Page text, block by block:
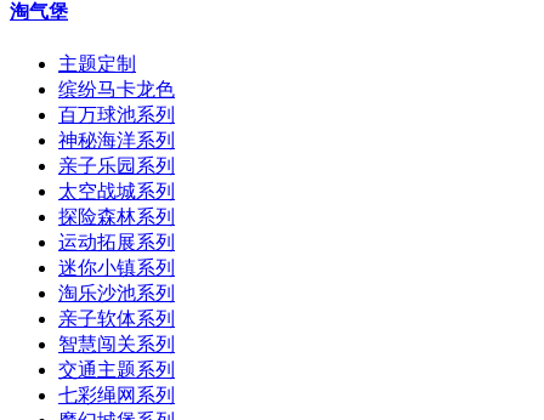
淘气堡
主题定制
缤纷马卡龙色
百万球池系列
神秘海洋系列
亲子乐园系列
太空战城系列
探险森林系列
运动拓展系列
迷你小镇系列
淘乐沙池系列
亲子软体系列
智慧闯关系列
交通主题系列
七彩绳网系列